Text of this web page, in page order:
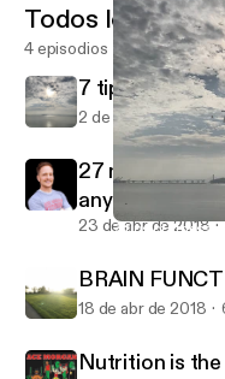
7 tips of fitness
Todos los
4 episodios
7 tips of
2 de may de 2018
27 minute. NO
anyplace!
23 de abr de 2018
BRAIN
18 de abr de 2018
Nutrition is